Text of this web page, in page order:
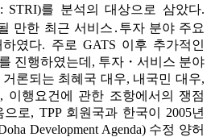
STRI)를 분석의 대상으로 삼았다.
만한 최근 서비스․투자 분야 주요
였다. 주로 GATS 이후 추가적인
진행하였는데, 투자・서비스 분야
론되는 최혜국 대우, 내국민 대우,
이행요건에 관한 조항에서의 쟁점
로, TPP 회원국과 한국이 2005년
Development Agenda) 수정 양허